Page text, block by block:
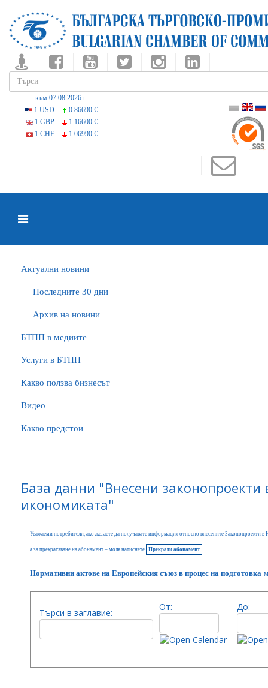
към 07.08.2026 г.
1 USD =
0.86690 €
1 GBP =
1.16600 €
1 CHF =
1.06990 €
Актуални новини
Последните 30 дни
Архив на новини
БTПП в медиите
Услуги в БТПП
Какво ползва бизнесът
Видео
Какво предстои
База данни "Внесени
икономиката"
Уважаеми потребители, ако желаете да получавате информация относно внесените Законопроекти
а за прекратяване на абонамент – моля натиснете Прекрати абонамент
Нормативни актове на Европейския съюз в процес на подготовка
Търси в заглавие:
От: До: